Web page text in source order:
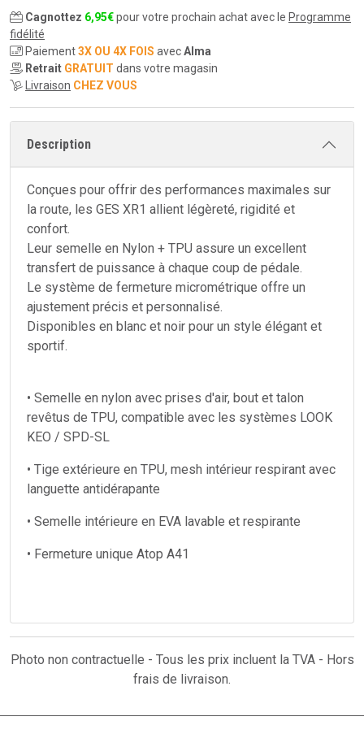
Cagnottez 6,95€pour votre prochain achat avec le Programme
fidélité
Paiement3X OU 4X FOIS avecAlma
Retrait GRATUIT dans votre magasin
Livraison CHEZ VOUS
Description
Conçues pour offrir des performances maximales sur
la route, les GES XR1 allient légèreté, rigidité et
confort.
Leur semelle en Nylon + TPU assure un excellent
transfert de puissance à chaque coup de pédale.
Le système de fermeture micrométrique offre un
ajustement précis et personnalisé.
Disponibles en blanc et noir pour un style élégant et
sportif.
• Semelle en nylon avec prises d'air, bout et talon
revêtus de TPU, compatible avec les systèmes LOOK
KEO / SPD-SL
• Tige extérieure en TPU, mesh intérieur respirant avec
languette antidérapante
• Semelle intérieure en EVA lavable et respirante
• Fermeture unique Atop A41
Photo non contractuelle - Tous les prix incluent la TVA - Hors
frais de livraison.